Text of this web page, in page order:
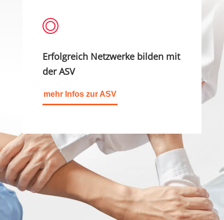
Erfolgreich Netzwerke bilden mit
der ASV
mehr Infos zur ASV